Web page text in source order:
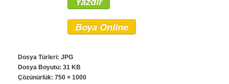
Boya Online
Dosya Türleri: JPG
Dosya Boyutu: 31 KB
Çözünürlük: 750 × 1000